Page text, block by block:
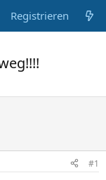
Registrieren
#1